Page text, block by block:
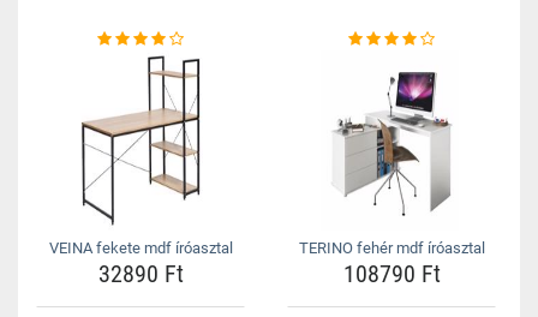
VEINA fekete mdf íróasztal
32890 Ft
TERINO fehér mdf íróasztal
108790 Ft